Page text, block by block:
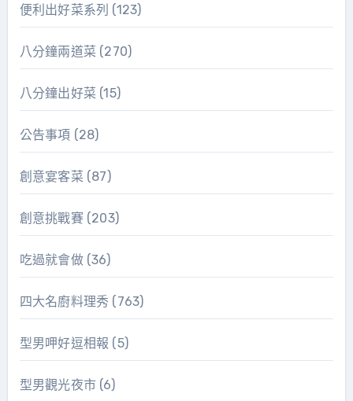
便利出好菜系列 (123)
八分鐘兩道菜 (270)
八分鐘出好菜 (15)
公告事項 (28)
創意宴客菜 (87)
創意挑戰賽(203)
吃過就會做(36)
四大名廚料理秀 (763)
型男呷好逗相報 (5)
型男觀光夜市(6)